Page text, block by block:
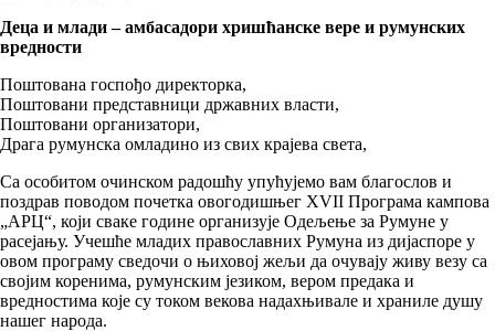
Деца и млади – амбасадори хришћанске вере и румунских
вредности
Поштована госпођо директорка,
Поштовани представници државних власти,
Поштовани организатори,
Драга румунска омладино из свих крајева света,
Са особитом очинском радошћу упућујемо вам благослов и
поздрав поводом почетка овогодишњег XVII Програма кампова
„АРЦ“, који сваке године организује Одељење за Румуне у
расејању. Учешће младих православних Румуна из дијаспоре у
овом програму сведочи о њиховој жељи да очувају живу везу са
својим коренима, румунским језиком, вером предака и
вредностима које су током векова надахњивале и храниле душу
нашег народа.